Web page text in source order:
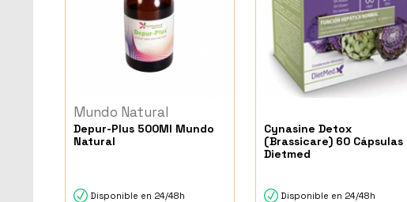
Mundo Natural
Depur-Plus 500Ml Mundo
Natural
Disponible en 24/48h
Cynasine Detox
(Brassicare) 60 Cápsulas
Dietmed
Disponible en 24/48h